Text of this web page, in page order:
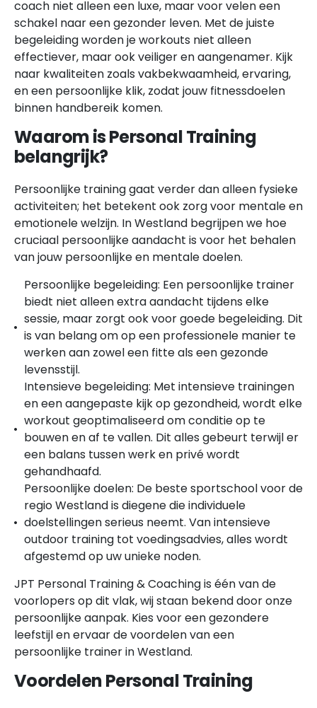
coach niet alleen een luxe, maar voor velen een
schakel naar een gezonder leven. Met de juiste
begeleiding worden je workouts niet alleen
effectiever, maar ook veiliger en aangenamer. Kijk
naar kwaliteiten zoals vakbekwaamheid, ervaring,
en een persoonlijke klik, zodat jouw fitnessdoelen
binnen handbereik komen.
Waarom is Personal Training
belangrijk?
Persoonlijke training gaat verder dan alleen fysieke
activiteiten; het betekent ook zorg voor mentale en
emotionele welzijn. In Westland begrijpen we hoe
cruciaal persoonlijke aandacht is voor het behalen
van jouw persoonlijke en mentale doelen.
Persoonlijke begeleiding: Een persoonlijke trainer
biedt niet alleen extra aandacht tijdens elke
sessie, maar zorgt ook voor goede begeleiding. Dit
is van belang om op een professionele manier te
werken aan zowel een fitte als een gezonde
levensstijl.
Intensieve begeleiding: Met intensieve trainingen
en een aangepaste kijk op gezondheid, wordt elke
workout geoptimaliseerd om conditie op te
bouwen en af te vallen. Dit alles gebeurt terwijl er
een balans tussen werk en privé wordt
gehandhaafd.
Persoonlijke doelen: De beste sportschool voor de
regio Westland is diegene die individuele
doelstellingen serieus neemt. Van intensieve
outdoor training tot voedingsadvies, alles wordt
afgestemd op uw unieke noden.
JPT Personal Training & Coaching is één van de
voorlopers op dit vlak, wij staan bekend door onze
persoonlijke aanpak. Kies voor een gezondere
leefstijl en ervaar de voordelen van een
persoonlijke trainer in Westland.
Voordelen Personal Training